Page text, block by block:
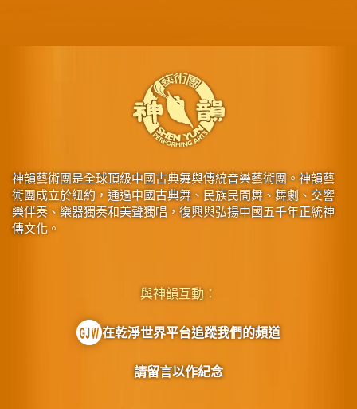
神韻藝術團是全球頂級中國古典舞與傳統音樂藝術團。神韻藝
術團成立於紐約，通過中國古典舞、民族民間舞、舞劇、交響
樂伴奏、樂器獨奏和美聲獨唱，復興與弘揚中國五千年正統神
傳文化。
與神韻互動：
在乾淨世界平台追蹤我們的頻道
請留言以作紀念